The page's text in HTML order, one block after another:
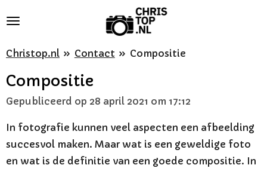
naar
hoofdinhoud
Christop.nl » Contact » Compositie
Compositie
Gepubliceerd op 28 april 2021 om 17:12
In fotografie kunnen veel aspecten een afbeelding
succesvol maken. Maar wat is een geweldige foto
en wat is de definitie van een goede compositie. In